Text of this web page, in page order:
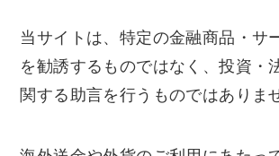
当サイトは、特定の金融商品・サ
を勧誘するものではなく、投資・
関する助言を行うものではありま